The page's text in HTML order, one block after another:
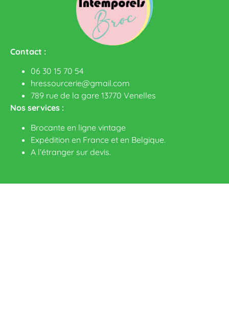
Contact :
06 30 15 70 54
hressourcerie@gmail.com
789 rue de la gare 13770 Venelles
Nos services :
Brocante en ligne vintage
Expédition en France et en Belgique.
A l’étranger sur devis.